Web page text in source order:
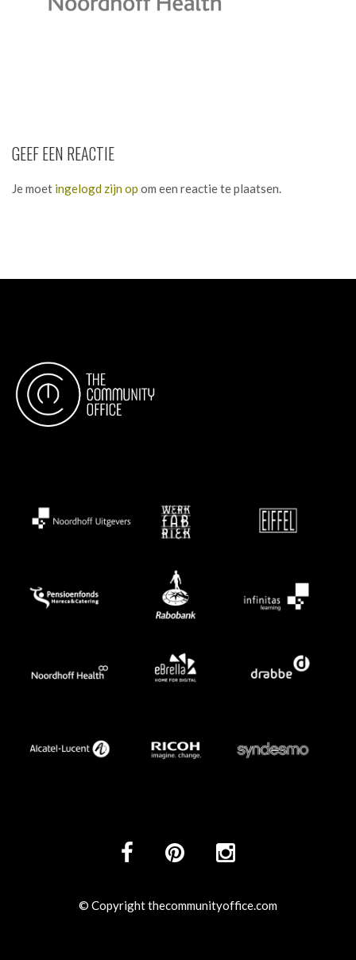
GEEF EEN REACTIE
Je moet ingelogd zijn op om een reactie te plaatsen.
© Copyright thecommunityoffice.com